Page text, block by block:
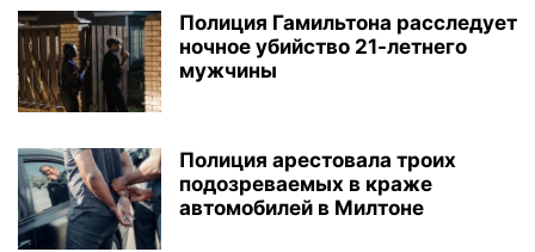
Полиция Гамильтона расследует
ночное убийство 21-летнего
мужчины
Полиция арестовала троих
подозреваемых в краже
автомобилей в Милтоне